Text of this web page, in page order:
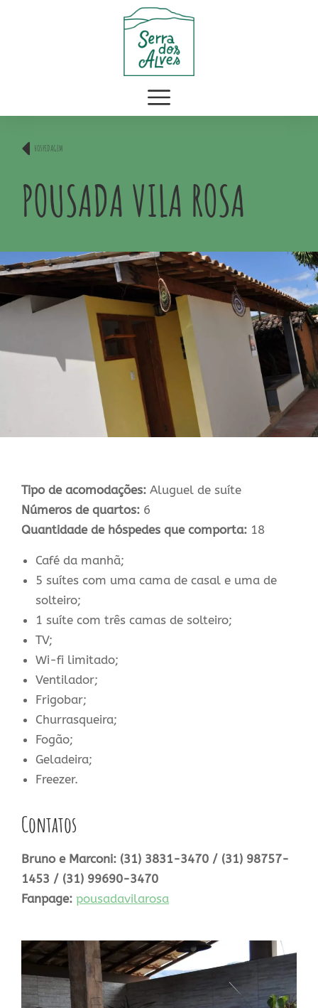
HOSPEDAGEM
POUSADA VILA ROSA
Tipo de acomodações: Aluguel de suíte
Números de quartos: 6
Quantidade de hóspedes que comporta: 18
Café da manhã;
5 suítes com uma cama de casal e uma de
solteiro;
1 suíte com três camas de solteiro;
TV;
Wi-fi limitado;
Ventilador;
Frigobar;
Churrasqueira;
Fogão;
Geladeira;
Freezer.
Contatos
Bruno e Marconi: (31) 3831-3470 / (31) 98757-
1453 / (31) 99690-3470
Fanpage: pousadavilarosa